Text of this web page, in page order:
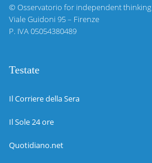
©Osservatorio for independent thinking
Viale Guidoni 95 – Firenze
P. IVA 05054380489
Testate
Il Corriere della Sera
Il Sole 24 ore
Quotidiano.net